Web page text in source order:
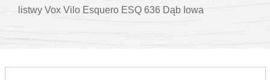
listwy Vox Vilo Esquero ESQ 636 Dąb Iowa